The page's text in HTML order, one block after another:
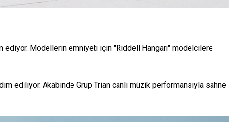
ediyor. Modellerin emniyeti için "Riddell Hangarı" modelcilere
ediliyor. Akabinde Grup Trian canlı müzik performansıyla sahne